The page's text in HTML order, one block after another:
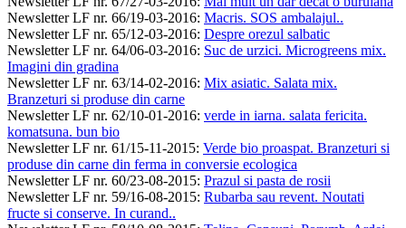
Newsletter LF nr. 66/19-03-2016: Macris. SOS ambalajul..
Newsletter LF nr. 65/12-03-2016: Despre orezul salbatic
Newsletter LF nr. 64/06-03-2016: Suc de urzici. Microgreens mix.
Imagini din gradina
Newsletter LF nr. 63/14-02-2016: Mix asiatic. Salata mix.
Branzeturi si produse din carne
Newsletter LF nr. 62/10-01-2016: verde in iarna. salata fericita.
komatsuna. bun bio
Newsletter LF nr. 61/15-11-2015: Verde bio proaspat. Branzeturi si
produse din carne din ferma in conversie ecologica
Newsletter LF nr. 60/23-08-2015: Prazul si pasta de rosii
Newsletter LF nr. 59/16-08-2015: Rubarba sau revent. Noutati
fructe si conserve. In curand..